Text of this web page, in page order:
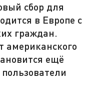
сбор для
в Европе с
граждан.
американского
ещё